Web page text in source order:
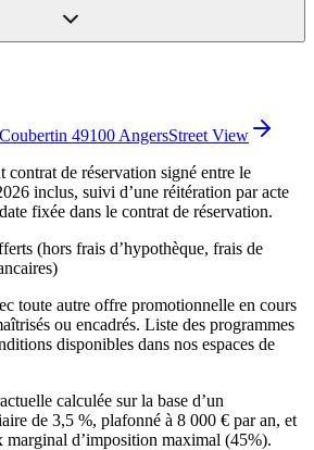
49100 AngersStreet View
de réservation signé entre le
inclus, suivi d’une réitération par acte
fixée dans le contrat de réservation.
(hors frais d’hypothèque, frais de
toute autre offre promotionnelle en cours
ou encadrés. Liste des programmes
disponibles dans nos espaces de
calculée sur la base d’un
de 3,5 %, plafonné à 8 000 € par an, et
marginal d’imposition maximal (45%).